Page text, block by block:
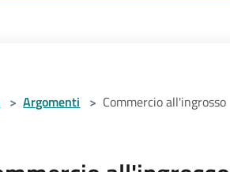
> Argomenti > Commercio all'ingrosso